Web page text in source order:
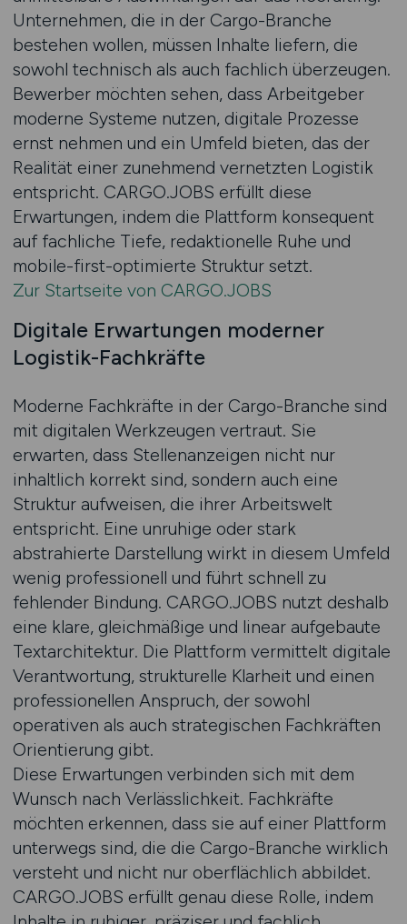
Unternehmen, die in der Cargo-Branche
bestehen wollen, müssen Inhalte liefern, die
sowohl technisch als auch fachlich überzeugen.
Bewerber möchten sehen, dass Arbeitgeber
moderne Systeme nutzen, digitale Prozesse
ernst nehmen und ein Umfeld bieten, das der
Realität einer zunehmend vernetzten Logistik
entspricht. CARGO.JOBS erfüllt diese
Erwartungen, indem die Plattform konsequent
auf fachliche Tiefe, redaktionelle Ruhe und
mobile-first-optimierte Struktur setzt.
Zur Startseite von CARGO.JOBS
Digitale Erwartungen moderner
Logistik-Fachkräfte
Moderne Fachkräfte in der Cargo-Branche sind
mit digitalen Werkzeugen vertraut. Sie
erwarten, dass Stellenanzeigen nicht nur
inhaltlich korrekt sind, sondern auch eine
Struktur aufweisen, die ihrer Arbeitswelt
entspricht. Eine unruhige oder stark
abstrahierte Darstellung wirkt in diesem Umfeld
wenig professionell und führt schnell zu
fehlender Bindung. CARGO.JOBS nutzt deshalb
eine klare, gleichmäßige und linear aufgebaute
Textarchitektur. Die Plattform vermittelt digitale
Verantwortung, strukturelle Klarheit und einen
professionellen Anspruch, der sowohl
operativen als auch strategischen Fachkräften
Orientierung gibt.
Diese Erwartungen verbinden sich mit dem
Wunsch nach Verlässlichkeit. Fachkräfte
möchten erkennen, dass sie auf einer Plattform
unterwegs sind, die die Cargo-Branche wirklich
versteht und nicht nur oberflächlich abbildet.
CARGO.JOBS erfüllt genau diese Rolle, indem